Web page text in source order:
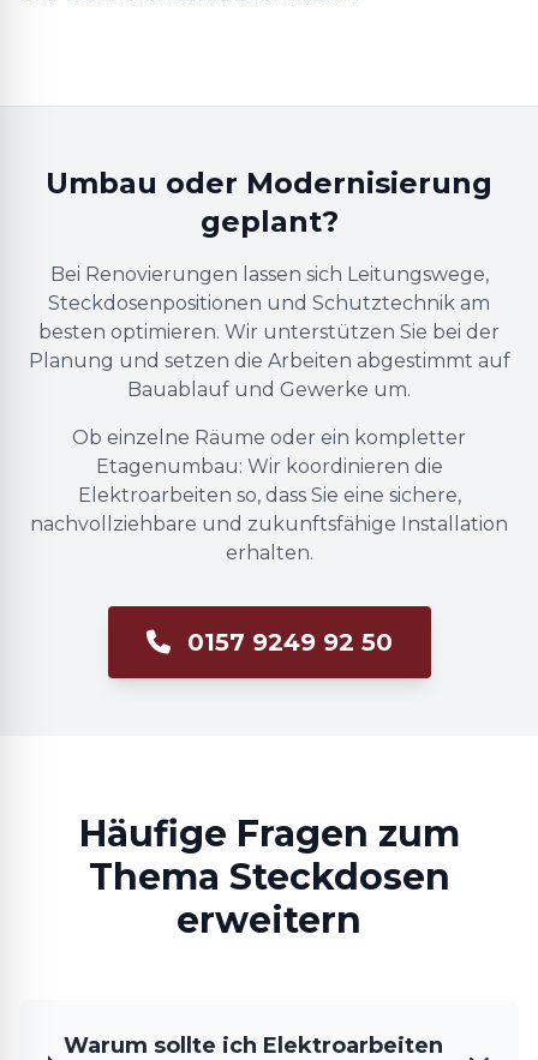
Umbau oder Modernisierung
geplant?
Bei Renovierungen lassen sich Leitungswege,
Steckdosenpositionen und Schutztechnik am
besten optimieren. Wir unterstützen Sie bei der
Planung und setzen die Arbeiten abgestimmt auf
Bauablauf und Gewerke um.
Ob einzelne Räume oder ein kompletter
Etagenumbau: Wir koordinieren die
Elektroarbeiten so, dass Sie eine sichere,
nachvollziehbare und zukunftsfähige Installation
erhalten.
0157 9249 92 50
Häufige Fragen zum
Thema Steckdosen
erweitern
Warum sollte ich Elektroarbeiten